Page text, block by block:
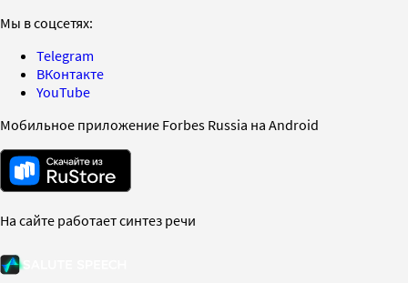
Мы в соцсетях:
Telegram
ВКонтакте
YouTube
Мобильное приложение Forbes Russia на Android
На сайте работает синтез речи